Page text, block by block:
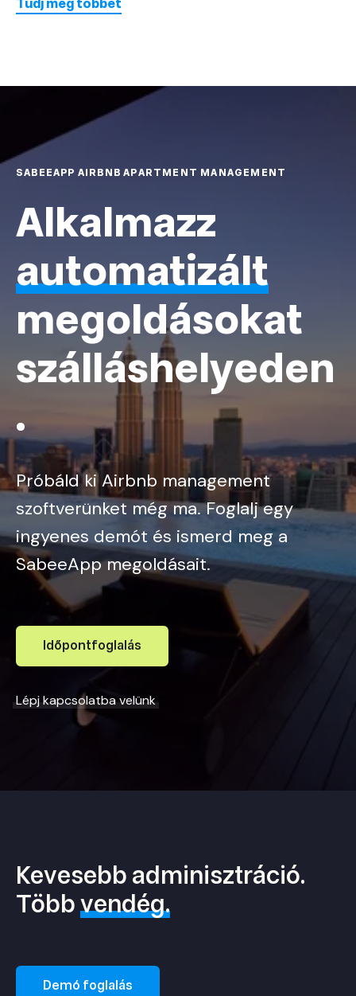
Tudj meg többet
SABEEAPP AIRBNB APARTMENT MANAGEMENT
Alkalmazz
automatizált
megoldásokat
szálláshelyeden
.
Próbáld ki Airbnb management
szoftverünket még ma. Foglalj egy
ingyenes demót és ismerd meg a
SabeeApp megoldásait.
Időpontfoglalás
Lépj kapcsolatba velünk
Kevesebb adminisztráció.
Többvendég.
Demó foglalás